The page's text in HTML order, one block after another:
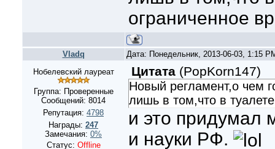
ограниченное
Vladq
Дата: Понедельник, 2013-06-03, 1:15
Нобелевский лауреат
Группа: Проверенные
Сообщений: 8014
Репутация: 4798
Награды: 247
Замечания: 0%
Статус: Offline
Цитата(PopKorn147)
Новый регламент,о чем
лишь в том,что в
и это придумал
и науки РФ.